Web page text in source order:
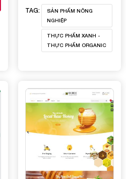
TAG:
SẢN PHẨM NÔNG
NGHIỆP
THỰC PHẨM XANH -
THỰC PHẨM ORGANIC